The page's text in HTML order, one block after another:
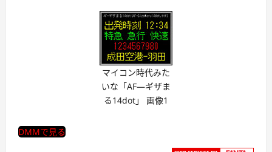
マイコン時代みた
いな「AF―ギザま
る14dot」 画像1
DMMで見る